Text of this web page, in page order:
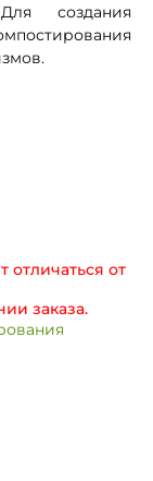
создания
отличаться от
заказа.